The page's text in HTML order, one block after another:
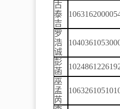
古
泰
吉
罗
浩
诚
彭
菡
巫
孟
芮